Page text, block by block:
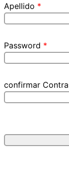
Apellido *
Password *
confirmar